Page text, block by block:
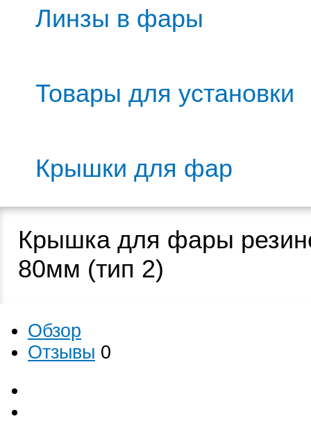
Линзы в фары
Товары для установки
Крышки для фар
Крышка для фары
80мм (тип 2)
Обзор
Отзывы 0